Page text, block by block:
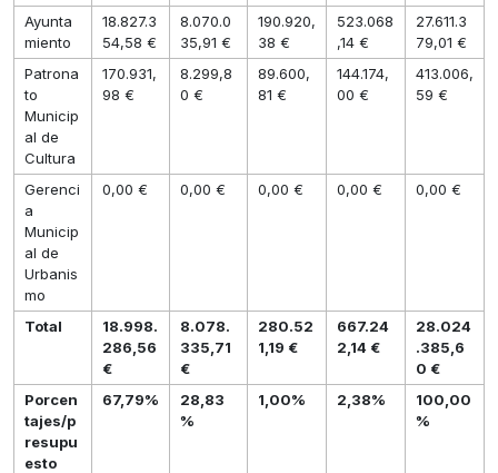
Ayunta
miento
18.827.3
54,58 €
8.070.0
35,91 €
190.920,
38 €
523.068
,14 €
27.611.3
79,01 €
Patrona
to
Municip
al de
Cultura
170.931,
98 €
8.299,8
0 €
89.600,
81 €
144.174,
00 €
413.006,
59 €
Gerenci
a
Municip
al de
Urbanis
mo
0,00 € 0,00 € 0,00 € 0,00 € 0,00 €
Total
18.998.
286,56
€
8.078.
335,71
€
280.52
1,19 €
667.24
2,14 €
28.024
.385,6
0 €
Porcen
tajes/p
resupu
esto
67,79%
28,83
%
1,00% 2,38%
100,00
%